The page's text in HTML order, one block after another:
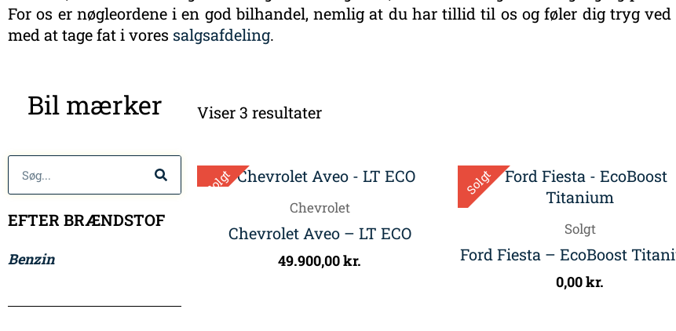
For os er nøgleordene i en god bilhandel, nemlig at du har tillid til os og føler dig tryg
med at tage fat i vores salgsafdeling.
Bil mærker
Søg
EFTER BRÆNDSTOF
Benzin
Viser 3 resultaterefter
Solgt
Chevrolet
Chevrolet Aveo – LT ECO
49.900,00kr.
Solgt
Solgt
Ford Fiesta – EcoBoost
0,00kr.